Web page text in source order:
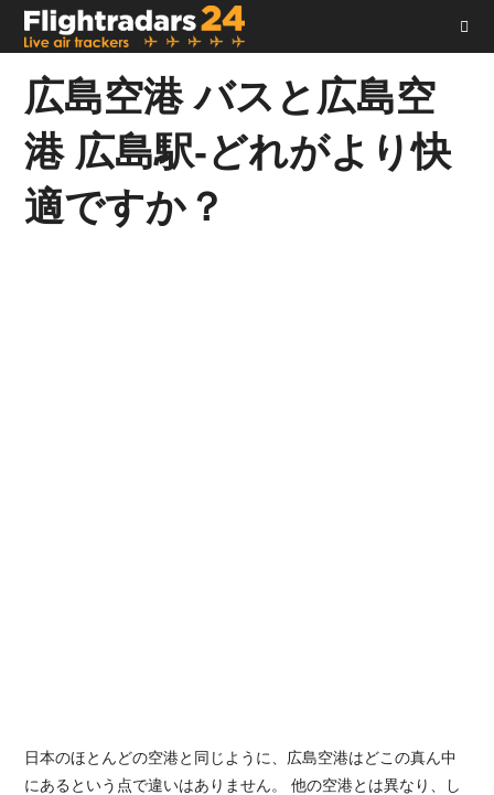
広島空港 バスと広島空
港 広島駅-どれがより快
適ですか？
日本のほとんどの空港と同じように、広島空港はどこの真ん中
にあるという点で違いはありません。 他の空港とは異なり、し